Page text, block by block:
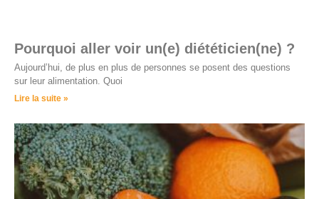
Pourquoi aller voir un(e) diététicien(ne) ?
Aujourd’hui, de plus en plus de personnes se posent des questions
sur leur alimentation. Quoi
Lire la suite »